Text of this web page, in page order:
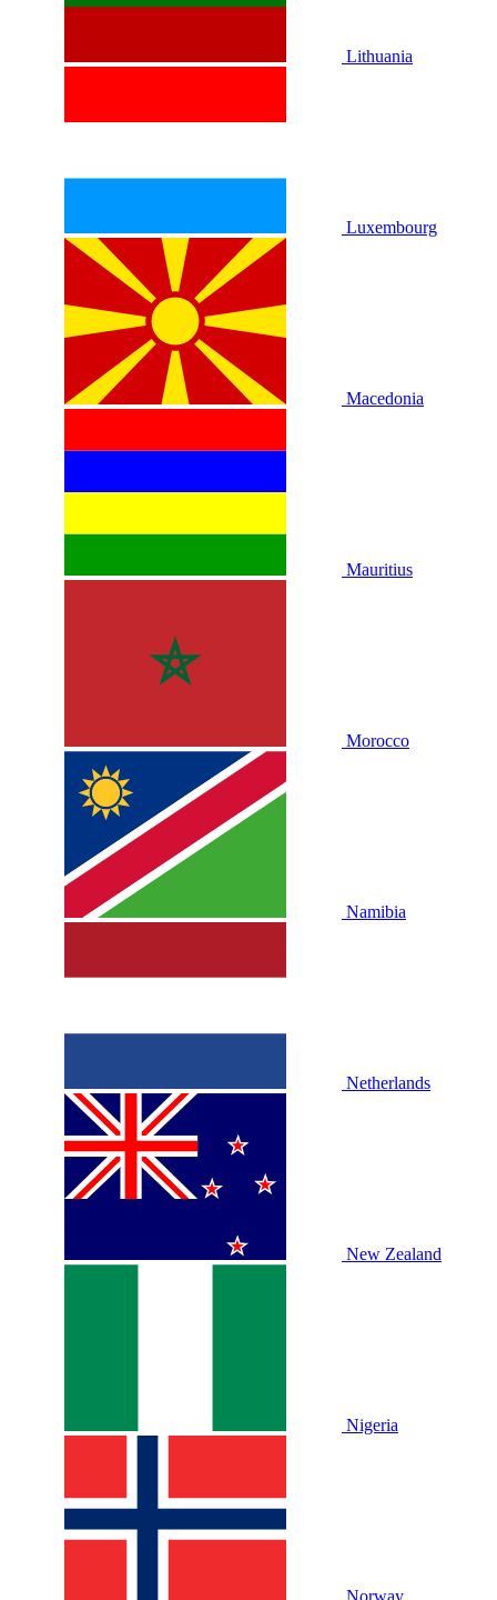
Lithuania
Luxembourg
Macedonia
Mauritius
Morocco
Namibia
Netherlands
New Zealand
Nigeria
Norway